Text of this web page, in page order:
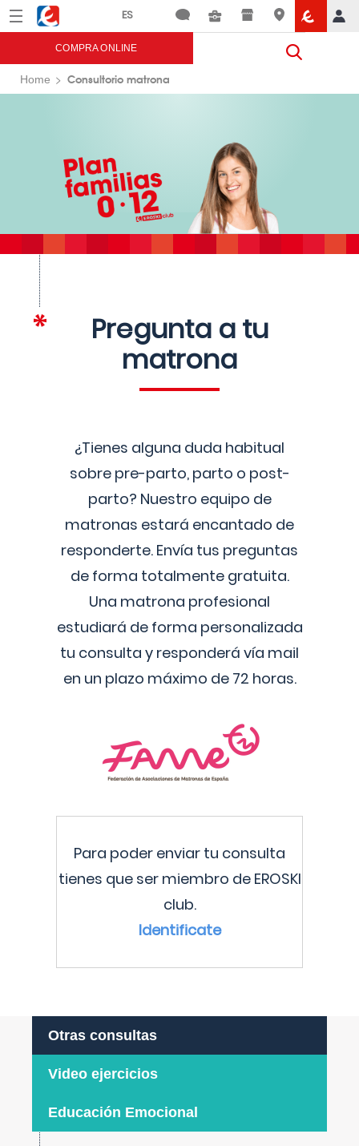
Menú Eroski
COMPRA ONLINE
Home Consultorio matrona
Pregunta a tu
matrona
¿Tienes alguna duda habitual
sobre pre-parto, parto o post-
parto? Nuestro equipo de
matronas estará encantado de
responderte. Envía tus preguntas
de forma totalmente gratuita.
Una matrona profesional
estudiará de forma personalizada
tu consulta y responderá vía mail
en un plazo máximo de 72 horas.
Para poder enviar tu consulta
tienes que ser miembro de EROSKI
club.
Identificate
Otras consultas
Video ejercicios
Educación Emocional